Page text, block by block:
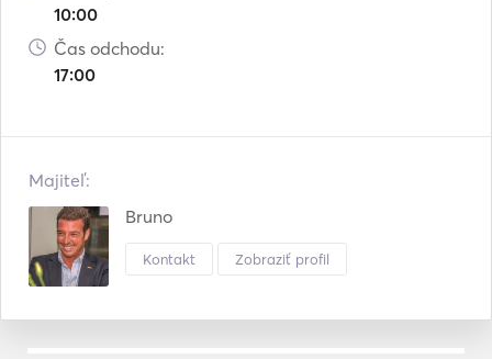
10:00
Čas odchodu:
17:00
Majiteľ:
Bruno
Kontakt Zobraziť profil